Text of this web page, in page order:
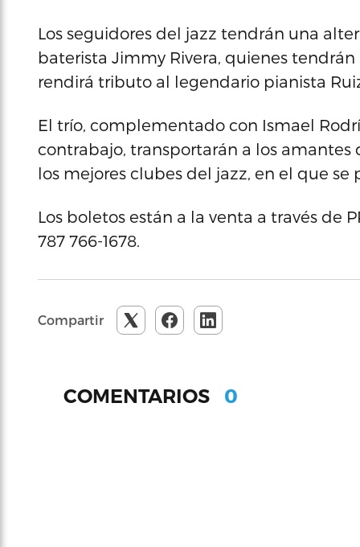
Los seguidores del jazz tendrán una
baterista Jimmy Rivera, quienes
rendirá tributo al legendario pianista
El trío, complementado con Ismael
contrabajo, transportarán a los amantes
los mejores clubes del jazz, en el que se
Los boletos están a la venta a través de
787 766-1678.
Compartir
COMENTARIOS 0